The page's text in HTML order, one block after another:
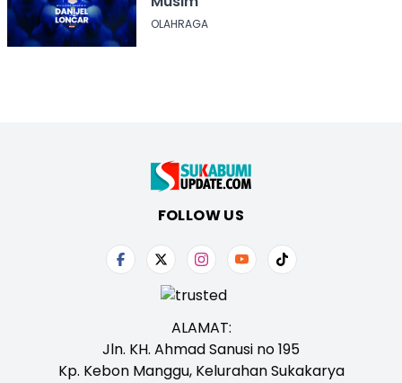
OLAHRAGA
FOLLOW US
ALAMAT:
Jln. KH. Ahmad Sanusi no 195
Kp. Kebon Manggu, Kelurahan Sukakarya